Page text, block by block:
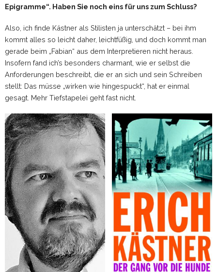
Epigramme“. Haben Sie noch eins für uns zum Schluss?
Also, ich finde Kästner als Stilisten ja unterschätzt – bei ihm
kommt alles so leicht daher, leichtfüßig, und doch kommt man
gerade beim „Fabian“ aus dem Interpretieren nicht heraus.
Insofern fand ich’s besonders charmant, wie er selbst die
Anforderungen beschreibt, die er an sich und sein Schreiben
stellt: Das müsse „wirken wie hingespuckt“, hat er einmal
gesagt. Mehr Tiefstapelei geht fast nicht.